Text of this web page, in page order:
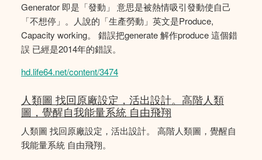
Generator 即是「發動」 意思是被熱情吸引發動使自己
「不想停」。人說的「生產勞動」英文是Produce,
Capacity working。 錯誤把generate 解作produce 這個錯
誤 已經是2014年的錯誤。
hd.life64.net/content/3474
人類圖 找回原廠設定，活出設計。高階人類
圖，覺醒自我能量系統 自由飛翔
人類圖 找回原廠設定，活出設計。 高階人類圖，覺醒自
我能量系統 自由飛翔。